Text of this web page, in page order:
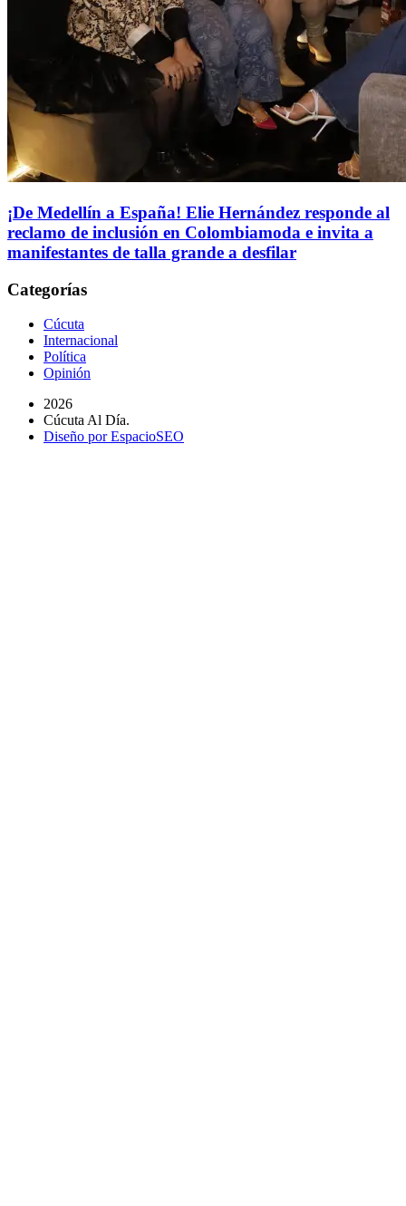
¡De Medellín a España! Elie Hernández responde al
reclamo de inclusión en Colombiamoda e invita a
manifestantes de talla grande a desfilar
Categorías
Cúcuta
Internacional
Política
Opinión
2026
Cúcuta Al Día.
Diseño por EspacioSEO